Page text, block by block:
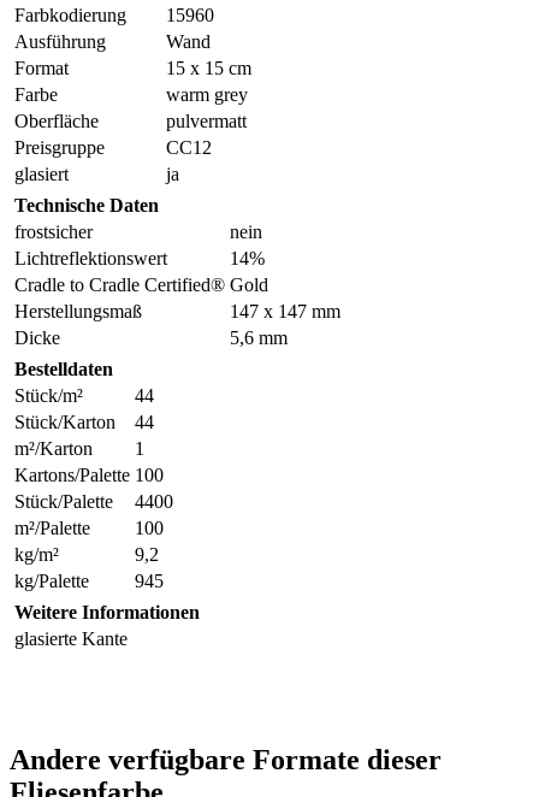
Farbkodierung
15960
Ausführung
Wand
Format
15 x 15 cm
Farbe
warm grey
Oberfläche
pulvermatt
Preisgruppe
CC12
glasiert
ja
Technische Daten
frostsicher
nein
Lichtreflektionswert
14%
Cradle to Cradle Certified® Gold
Herstellungsmaß
147 x 147 mm
Dicke
5,6 mm
Bestelldaten
Stück/m²
44
Stück/Karton
44
m²/Karton
1
Kartons/Palette 100
Stück/Palette
4400
m²/Palette
100
kg/m²
9,2
kg/Palette
945
Weitere Informationen
glasierte Kante
Andere verfügbare Formate dieser